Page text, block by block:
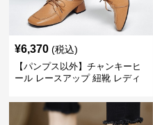
¥6,370 (税込)
【パンプス以外】チャンキーヒ
ール レースアップ 紐靴 レディ
ーツ スクエアトゥ 歩きやすい